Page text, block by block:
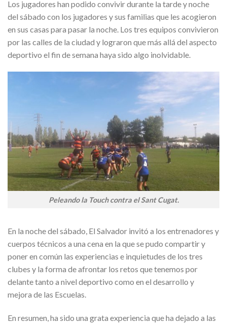
Los jugadores han podido convivir durante la tarde y noche
del sábado con los jugadores y sus familias que les acogieron
en sus casas para pasar la noche. Los tres equipos convivieron
por las calles de la ciudad y lograron que más allá del aspecto
deportivo el fin de semana haya sido algo inolvidable.
Peleando la Touch contra el Sant Cugat.
En la noche del sábado, El Salvador invitó a los entrenadores y
cuerpos técnicos a una cena en la que se pudo compartir y
poner en común las experiencias e inquietudes de los tres
clubes y la forma de afrontar los retos que tenemos por
delante tanto a nivel deportivo como en el desarrollo y
mejora de las Escuelas.
En resumen, ha sido una grata experiencia que ha dejado a las